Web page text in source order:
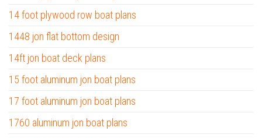
14 foot plywood row boat plans
1448 jon flat bottom design
14ft jon boat deck plans
15 foot aluminum jon boat plans
17 foot aluminum jon boat plans
1760 aluminum jon boat plans